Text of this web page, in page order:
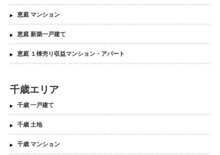
恵庭 マンション
恵庭 新築一戸建て
恵庭 １棟売り収益マンション・アパート
千歳エリア
千歳 一戸建て
千歳 土地
千歳 マンション